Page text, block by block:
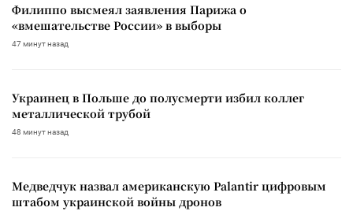
Филиппо высмеял заявления Парижа о
«вмешательстве России» в выборы
47 минут назад
Украинец в Польше до полусмерти избил коллег
металлической трубой
48 минут назад
Медведчук назвал американскую Palantir цифровым
штабом украинской войны дронов